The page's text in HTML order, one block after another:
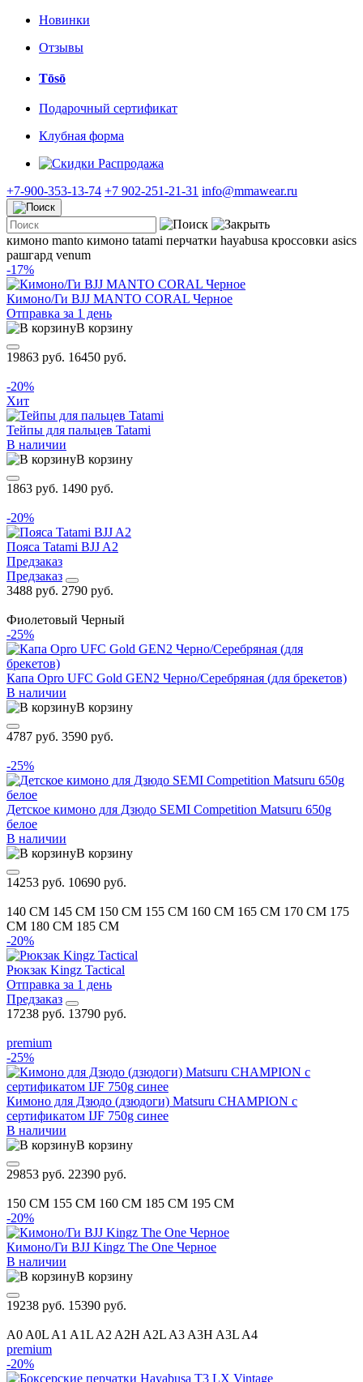
Новинки
Отзывы
Tōsō
Подарочный сертификат
Клубная форма
Распродажа
+7-900-353-13-74 +7 902-251-21-31 info@mmawear.ru
кимоно manto кимоно tatami перчатки hayabusa кроссовки asics
рашгард venum
-17%
Кимоно/Ги BJJ MANTO CORAL Черное
Отправка за 1 день
В корзину
19863 руб. 16450 руб.
-20%
Хит
Тейпы для пальцев Tatami
В наличии
В корзину
1863 руб. 1490 руб.
-20%
Пояса Tatami BJJ A2
Предзаказ
Предзаказ
3488 руб. 2790 руб.
Фиолетовый Черный
-25%
Капа Opro UFC Gold GEN2 Черно/Серебряная (для брекетов)
В наличии
В корзину
4787 руб. 3590 руб.
-25%
Детское кимоно для Дзюдо SEMI Competition Matsuru 650g
белое
В наличии
В корзину
14253 руб. 10690 руб.
140 CM 145 CM 150 CM 155 CM 160 CM 165 CM 170 CM 175
CM 180 CM 185 CM
-20%
Рюкзак Kingz Tactical
Отправка за 1 день
Предзаказ
17238 руб. 13790 руб.
premium
-25%
Кимоно для Дзюдо (дзюдоги) Matsuru CHAMPION с
сертификатом IJF 750g синее
В наличии
В корзину
29853 руб. 22390 руб.
150 CM 155 CM 160 CM 185 CM 195 CM
-20%
Кимоно/Ги BJJ Kingz The One Черное
В наличии
В корзину
19238 руб. 15390 руб.
A0 A0L A1 A1L A2 A2H A2L A3 A3H A3L A4
premium
-20%